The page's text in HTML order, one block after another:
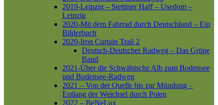
2019-Leipzig – Stettiner Haff – Usedom –
Leipzig
2020-Mit dem Fahrrad durch Deutschland – Ein
Bilderbuch
2020-Iron Curtain Trail 2
Deutsch-Deutscher Radweg – Das Grüne
Band
2021-Über die Schwäbische Alb zum Bodensee
und Bodensee-Radweg
2021 – Von der Quelle bis zur Mündung –
Entlang der Weichsel durch Polen
2022 – BeNeLux